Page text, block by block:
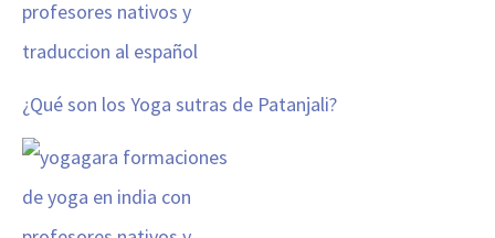
¿Qué son los Yoga sutras de Patanjali?